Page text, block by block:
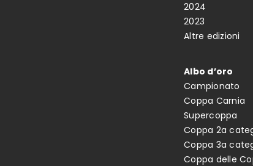
2024
2023
Altre edizioni
Albo d’oro
Campionato
Coppa Carnia
Supercoppa
Coppa 2a
Coppa 3a
Coppa delle